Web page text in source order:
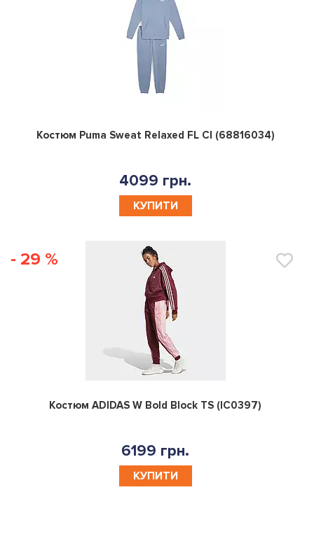
0
Костюм Puma Sweat Relaxed FL Cl (68816034)
4099 грн.
КУПИТИ
- 29 %
0
Костюм ADIDAS W Bold Block TS (IC0397)
6199 грн.
КУПИТИ